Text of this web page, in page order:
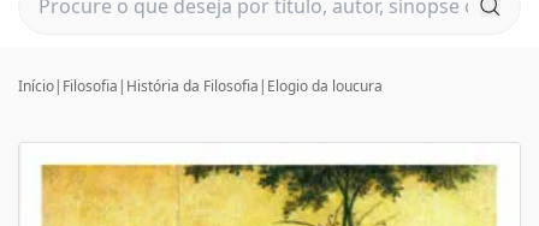
Início| Filosofia | História da Filosofia | Elogio da loucura